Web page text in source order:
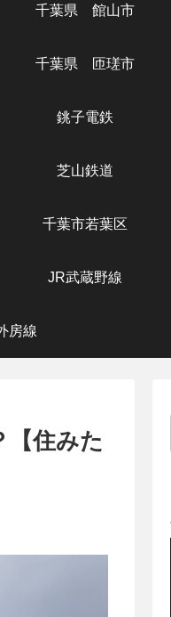
千葉県 館山市
千葉県 匝瑳市
銚子電鉄
芝山鉄道
千葉市若葉区
JR武蔵野線
房線
【住みた